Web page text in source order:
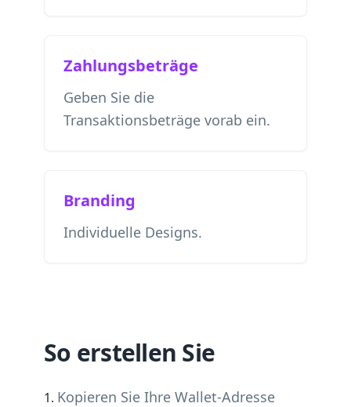
Zahlungsbeträge
Geben Sie die
Transaktionsbeträge vorab ein.
Branding
Individuelle Designs.
So erstellen Sie
Kopieren Sie Ihre Wallet-Adresse